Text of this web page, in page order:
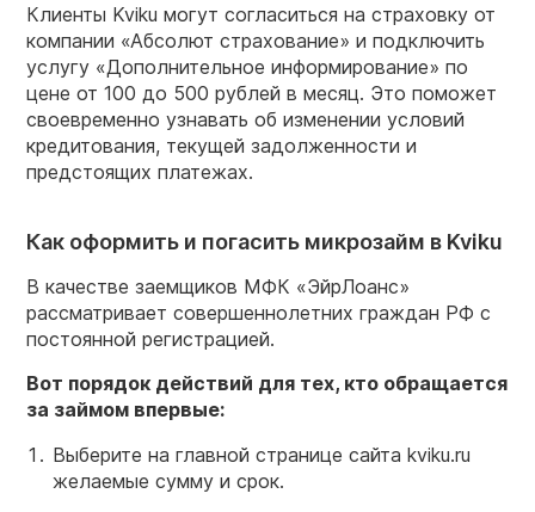
Клиенты Kviku могут согласиться на страховку от
компании «Абсолют страхование» и подключить
услугу «Дополнительное информирование» по
цене от 100 до 500 рублей в месяц. Это поможет
своевременно узнавать об изменении условий
кредитования, текущей задолженности и
предстоящих платежах.
Как оформить и погасить микрозайм в Kviku
В качестве заемщиков МФК «ЭйрЛоанс»
рассматривает совершеннолетних граждан РФ с
постоянной регистрацией.
Вот порядок действий для тех, кто обращается
за займом впервые:
Выберите на главной странице сайта kviku.ru
желаемые сумму и срок.